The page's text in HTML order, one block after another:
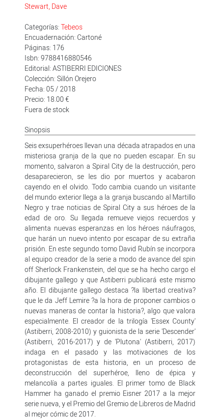
Stewart, Dave
Categorías: Tebeos
Encuadernación: Cartoné
Páginas: 176
Isbn: 9788416880546
Editorial: ASTIBERRI EDICIONES
Colección: Sillón Orejero
Fecha: 05 / 2018
Precio: 18.00 €
Fuera de stock
Sinopsis
Seis exsuperhéroes llevan una década atrapados en una
misteriosa granja de la que no pueden escapar. En su
momento, salvaron a Spiral City de la destrucción, pero
desaparecieron, se les dio por muertos y acabaron
cayendo en el olvido. Todo cambia cuando un visitante
del mundo exterior llega a la granja buscando al Martillo
Negro y trae noticias de Spiral City a sus héroes de la
edad de oro. Su llegada remueve viejos recuerdos y
alimenta nuevas esperanzas en los héroes náufragos,
que harán un nuevo intento por escapar de su extraña
prisión. En este segundo tomo David Rubín se incorpora
al equipo creador de la serie a modo de avance del spin
off Sherlock Frankenstein, del que se ha hecho cargo el
dibujante gallego y que Astiberri publicará este mismo
año. El dibujante gallego destaca ?la libertad creativa?
que le da Jeff Lemire ?a la hora de proponer cambios o
nuevas maneras de contar la historia?, algo que valora
especialmente. El creador de la trilogía 'Essex County'
(Astiberri, 2008-2010) y guionista de la serie 'Descender'
(Astiberri, 2016-2017) y de 'Plutona' (Astiberri, 2017)
indaga en el pasado y las motivaciones de los
protagonistas de esta historia, en un proceso de
deconstrucción del superhéroe, lleno de épica y
melancolía a partes iguales. El primer tomo de Black
Hammer ha ganado el premio Eisner 2017 a la mejor
serie nueva, y el Premio del Gremio de Libreros de Madrid
al mejor cómic de 2017.